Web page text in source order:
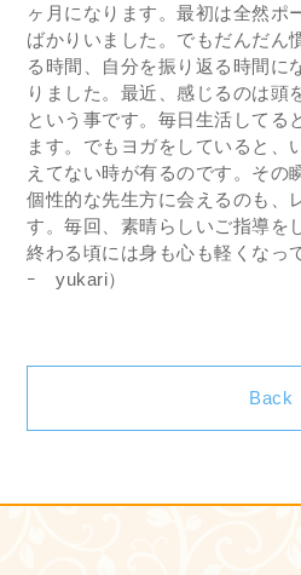
ヶ月になります。最初は全然ポ
ばかりいました。でもだんだん
る時間、自分を振り返る時間に
りました。最近、感じるのは頭
という事です。毎日生活してる
ます。でもヨガをしていると、
えてない時が有るのです。その
個性的な先生方に会えるのも、
す。毎回、素晴らしいご指導を
終わる頃には身も心も軽くなっ
ｰ yukari）
Back